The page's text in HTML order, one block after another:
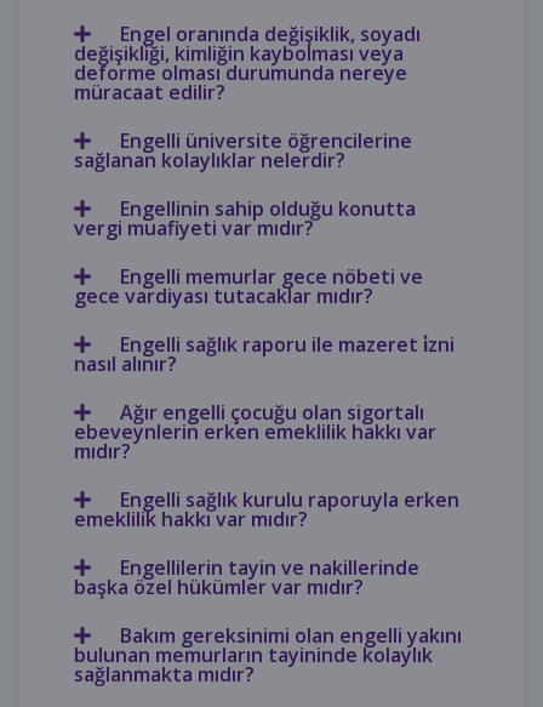
Engel oranında değişiklik, soyadı
değişikliği, kimliğin kaybolması veya
deforme olması durumunda nereye
müracaat edilir?
Engelli üniversite öğrencilerine
sağlanan kolaylıklar nelerdir?
Engellinin sahip olduğu konutta
vergi muafiyeti var mıdır?
Engelli memurlar gece nöbeti ve
gece vardiyası tutacaklar mıdır?
Engelli sağlık raporu ile mazeret i̇zni
nasıl alınır?
Ağır engelli çocuğu olan sigortalı
ebeveynlerin erken emeklilik hakkı var
mıdır?
Engelli sağlık kurulu raporuyla erken
emeklilik hakkı var mıdır?
Engellilerin tayin ve nakillerinde
başka özel hükümler var mıdır?
Bakım gereksinimi olan engelli yakını
bulunan memurların tayininde kolaylık
sağlanmakta mıdır?